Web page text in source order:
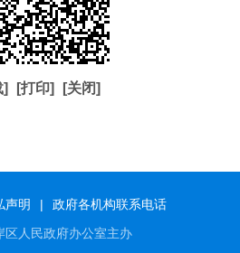
] [打印] [关闭]
声明 |
政府各机构联系电话
区人民政府办公室主办